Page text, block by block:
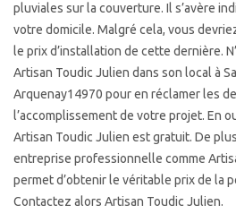
pluviales sur la couverture. Il s’avère
votre domicile. Malgré cela, vous
le prix d’installation de cette dernière.
Artisan Toudic Julien dans son local à
Arquenay14970 pour en réclamer les
l’accomplissement de votre projet. En
Artisan Toudic Julien est gratuit. De
entreprise professionnelle comme
permet d’obtenir le véritable prix de la
Contactez alors Artisan Toudic Julien.